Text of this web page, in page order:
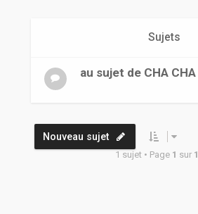
Sujets
au sujet de CHA CHA
Nouveau sujet
1 sujet • Page 1 sur 1